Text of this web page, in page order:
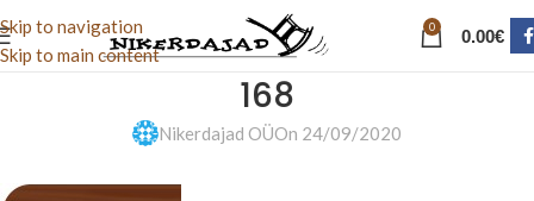
Skip to navigation
Skip to main content
0 0.00€
168
Nikerdajad OÜOn 24/09/2020